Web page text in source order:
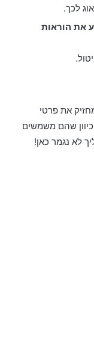
לכך.
את הוראות
את פרטי
שהם משמשים
לא נגמר כאן!